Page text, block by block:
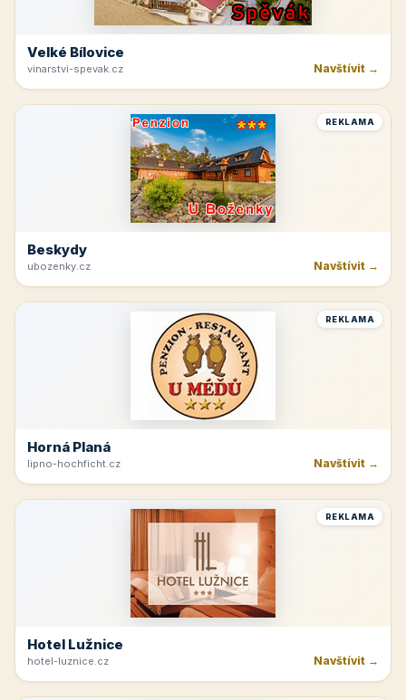
Velké Bílovice
vinarstvi-spevak.cz Navštívit →
REKLAMA
Beskydy
ubozenky.cz Navštívit →
REKLAMA
Horná Planá
lipno-hochficht.cz Navštívit →
REKLAMA
Hotel Lužnice
hotel-luznice.cz Navštívit →